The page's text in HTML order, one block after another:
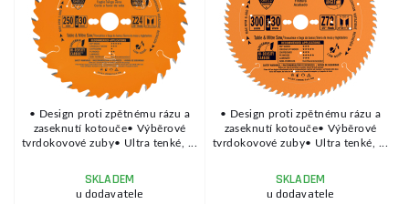
• Design proti zpětnému rázu a
zaseknutí kotouče• Výběrové
tvrdokovové zuby• Ultra tenké, ...
SKLADEM
u dodavatele
• Design proti zpětnému rázu a
zaseknutí kotouče• Výběrové
tvrdokovové zuby• Ultra tenké, ...
SKLADEM
u dodavatele